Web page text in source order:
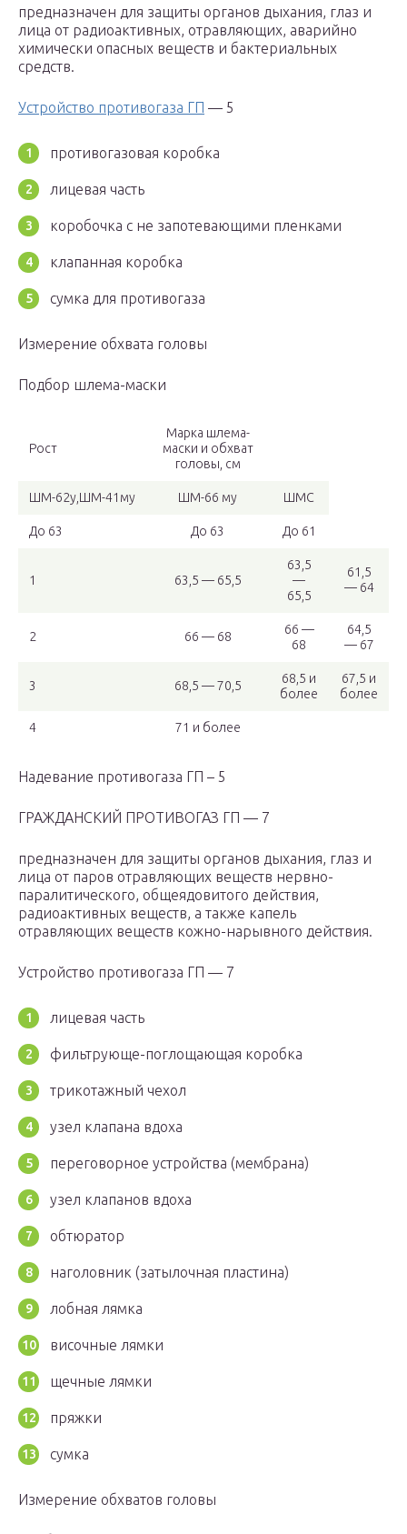
предназначен для защиты органов дыхания, глаз и
лица от радиоактивных, отравляющих, аварийно
химически опасных веществ и бактериальных
средств.
Устройство противогаза ГП — 5
противогазовая коробка
лицевая часть
коробочка с не запотевающими пленками
клапанная коробка
сумка для противогаза
Измерение обхвата головы
Подбор шлема-маски
Рост
Марка шлема-
маски и обхват
головы, см
ШМ-62у,ШМ-41му ШМ-66 му ШМС
До 63 До 63 До 61
1 63,5 — 65,5
63,5
—
65,5
61,5
— 64
2 66 — 68
66 —
68
64,5
— 67
3 68,5 — 70,5
68,5 и
более
67,5 и
более
4 71 и более
Надевание противогаза ГП – 5
ГРАЖДАНСКИЙ ПРОТИВОГАЗ ГП — 7
предназначен для защиты органов дыхания, глаз и
лица от паров отравляющих веществ нервно-
паралитического, общеядовитого действия,
радиоактивных веществ, а также капель
отравляющих веществ кожно-нарывного действия.
Устройство противогаза ГП — 7
лицевая часть
фильтрующе-поглощающая коробка
трикотажный чехол
узел клапана вдоха
переговорное устройства (мембрана)
узел клапанов вдоха
обтюратор
наголовник (затылочная пластина)
лобная лямка
височные лямки
щечные лямки
пряжки
сумка
Измерение обхватов головы